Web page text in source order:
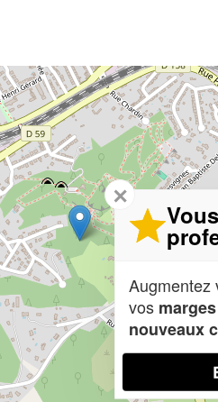
✕
Augmentez
vos marges
nouveaux